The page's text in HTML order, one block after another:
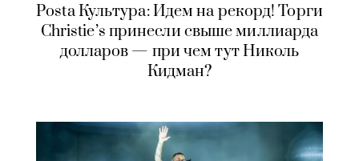
Posta Культура: Идем на рекорд! Торги
Christie’s принесли свыше миллиарда
долларов — при чем тут Николь
Кидман?